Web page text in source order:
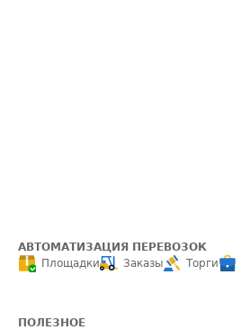
АВТОМАТИЗАЦИЯ ПЕРЕВОЗОК
Площадки
Заказы Торги
ПОЛЕЗНОЕ